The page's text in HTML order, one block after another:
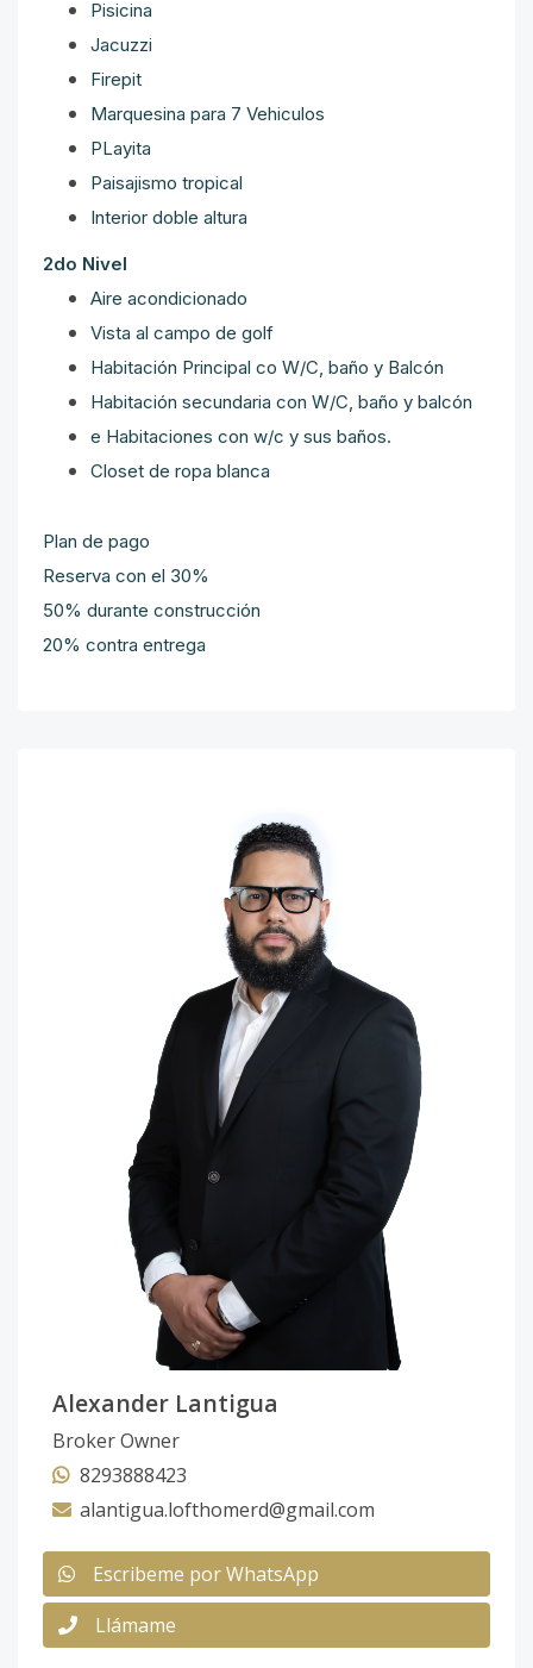
Pisicina
Jacuzzi
Firepit
Marquesina para 7 Vehiculos
PLayita
Paisajismo tropical
Interior doble altura
2do Nivel
Aire acondicionado
Vista al campo de golf
Habitación Principal co W/C, baño y Balcón
Habitación secundaria con W/C, baño y balcón
e Habitaciones con w/c y sus baños.
Closet de ropa blanca
Plan de pago
Reserva con el 30%
50% durante construcción
20% contra entrega
Alexander Lantigua
Broker Owner
8293888423
alantigua.lofthomerd@gmail.com
Escribeme por WhatsApp
Llámame